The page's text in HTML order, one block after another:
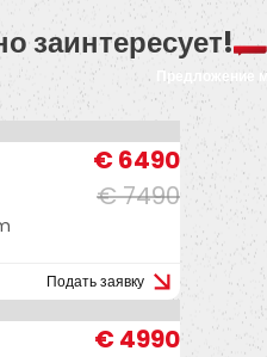
заинтересует!
Предложение
€ 7490
€ 6490
Подать заявку
€ 4990